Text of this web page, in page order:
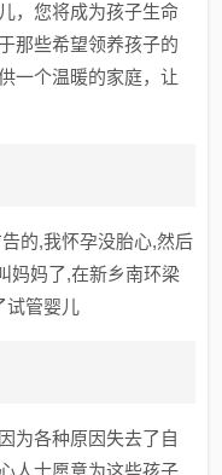
，您将成为孩子生命
那些希望领养孩子的
一个温暖的家庭，让
的,我怀孕没胎心,然后
妈妈了,在新乡南环梁
试管婴儿
为各种原因失去了自
人士愿意为这些孩子